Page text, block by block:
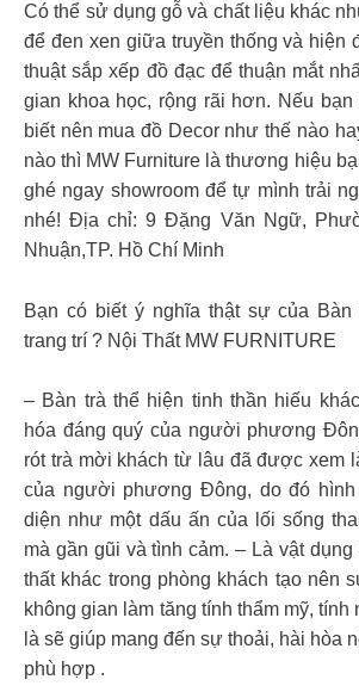
Có thể sử dụng gỗ và chất liệu khác
để đen xen giữa truyền thống và hiện
thuật sắp xếp đồ đạc để thuận mắt
gian khoa học, rộng rãi hơn. Nếu bạn
biết nên mua đồ Decor như thế nào
nào thì MW Furniture là thương hiệu
ghé ngay showroom để tự mình trải
nhé! Địa chỉ: 9 Đặng Văn Ngữ,
Nhuận,TP. Hồ Chí Minh
Bạn có biết ý nghĩa thật sự của Bàn
trang trí ? Nội Thất MW FURNITURE
– Bàn trà thể hiện tinh thần hiếu
hóa đáng quý của người phương
rót trà mời khách từ lâu đã được xem
của người phương Đông, do đó hình
diện như một dấu ấn của lối sống
mà gần gũi và tình cảm. – Là vật
thất khác trong phòng khách tạo nên
không gian làm tăng tính thẩm mỹ, tính
là sẽ giúp mang đến sự thoải, hài hòa
phù hợp .